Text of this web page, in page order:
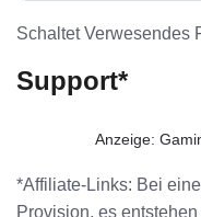
Schaltet Verwesendes
Support*
Anzeige:
*Affiliate-Links: Bei
Provision, es